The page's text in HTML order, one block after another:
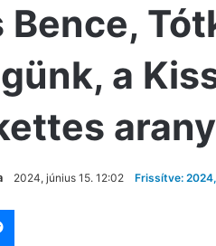
Bence,
a
2024, június 15. 12:02 Frissítve: